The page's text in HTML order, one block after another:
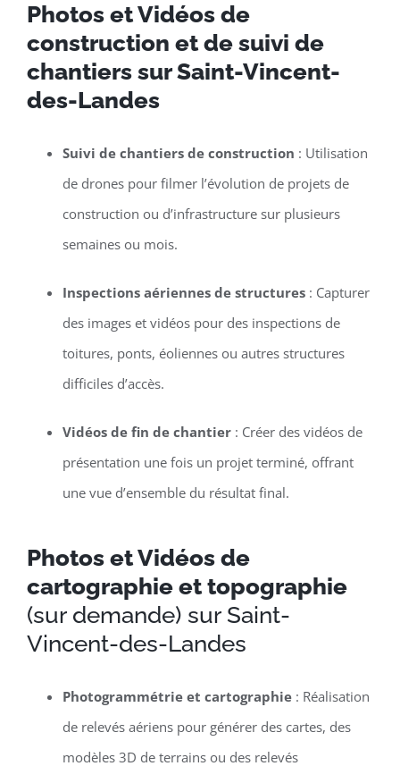
Photos et Vidéos de
construction et de suivi de
chantiers sur Saint-Vincent-
des-Landes
Suivi de chantiers de construction : Utilisation
de drones pour filmer l’évolution de projets de
construction ou d’infrastructure sur plusieurs
semaines ou mois.
Inspections aériennes de structures: Capturer
des images et vidéos pour des inspections de
toitures, ponts, éoliennes ou autres structures
difficiles d’accès.
Vidéos de fin de chantier: Créer des vidéos de
présentation une fois un projet terminé, offrant
une vue d’ensemble du résultat final.
Photos et Vidéos de
cartographie et topographie
(sur demande) sur Saint-
Vincent-des-Landes
Photogrammétrie et cartographie: Réalisation
de relevés aériens pour générer des cartes, des
modèles 3D de terrains ou des relevés